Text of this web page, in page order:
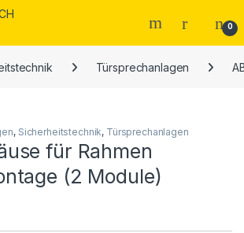
0
Türsprechanlagen
, Sicherheitstechnik, Türsprechanlagen
für Rahmen
(2 Module)